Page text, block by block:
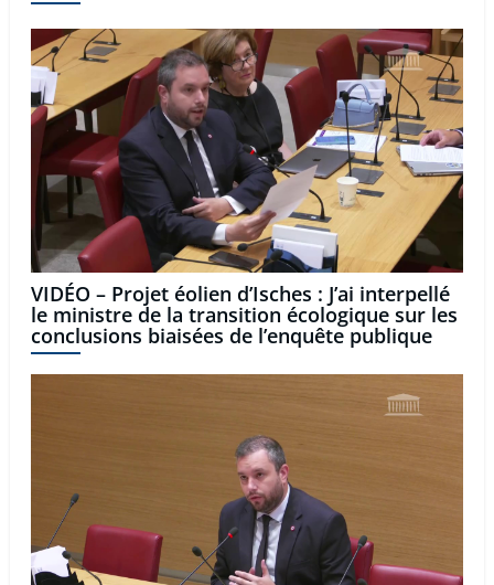
VIDÉO – Projet éolien d’Isches : J’ai interpellé
le ministre de la transition écologique sur les
conclusions biaisées de l’enquête publique